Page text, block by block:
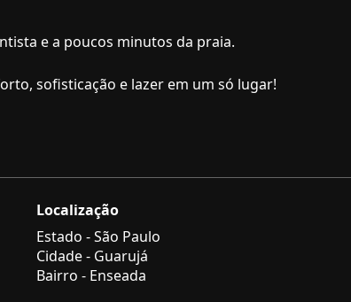
e a poucos minutos da praia.
sofisticação e lazer em um só lugar!
Localização
Estado -São Paulo
Cidade - Guarujá
Bairro - Enseada